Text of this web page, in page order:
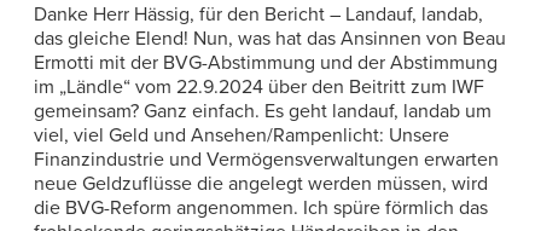
Danke Herr Hässig, für den Bericht – Landauf, landab,
das gleiche Elend! Nun, was hat das Ansinnen von Beau
Ermotti mit der BVG-Abstimmung und der Abstimmung
im „Ländle“ vom 22.9.2024 über den Beitritt zum IWF
gemeinsam? Ganz einfach. Es geht landauf, landab um
viel, viel Geld und Ansehen/Rampenlicht: Unsere
Finanzindustrie und Vermögensverwaltungen erwarten
neue Geldzuflüsse die angelegt werden müssen, wird
die BVG-Reform angenommen. Ich spüre förmlich das